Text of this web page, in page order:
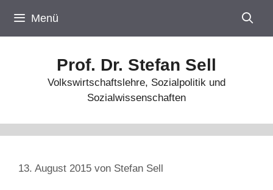
Inhalt
springen
Menü
Prof. Dr. Stefan Sell
Volkswirtschaftslehre, Sozialpolitik und
Sozialwissenschaften
13. August 2015 von Stefan Sell